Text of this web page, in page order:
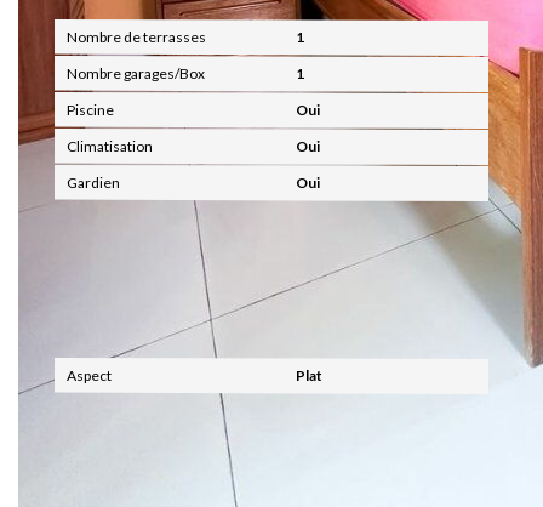
Nombre de terrasses
1
Nombre garages/Box
1
Piscine
Oui
Climatisation
Oui
Gardien
Oui
Aspect Plat